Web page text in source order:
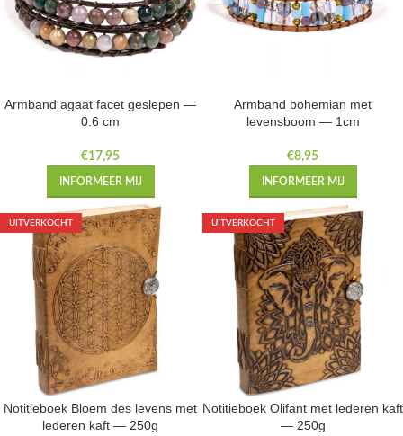
Armband agaat facet geslepen —
0.6 cm
€17,95
INFORMEER MIJ
Armband bohemian met
levensboom — 1cm
€8,95
INFORMEER MIJ
UITVERKOCHT
Notitieboek Bloem des levens met
lederen kaft — 250g
UITVERKOCHT
Notitieboek Olifant met lederen kaft
— 250g